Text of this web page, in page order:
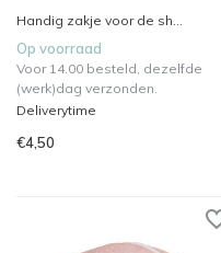
Handig zakje voor de sh...
Op voorraad
Voor 14.00 besteld, dezelfde
(werk)dag verzonden.
Deliverytime
€4,50